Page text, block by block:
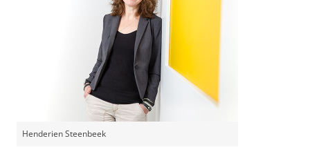
Henderien Steenbeek